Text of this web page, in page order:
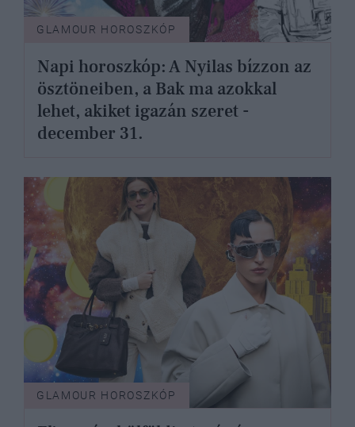
GLAMOUR HOROSZKÓP
Napi horoszkóp: A Nyilas bízzon az
ösztöneiben, a Bak ma azokkal
lehet, akiket igazán szeret -
december 31.
GLAMOUR HOROSZKÓP